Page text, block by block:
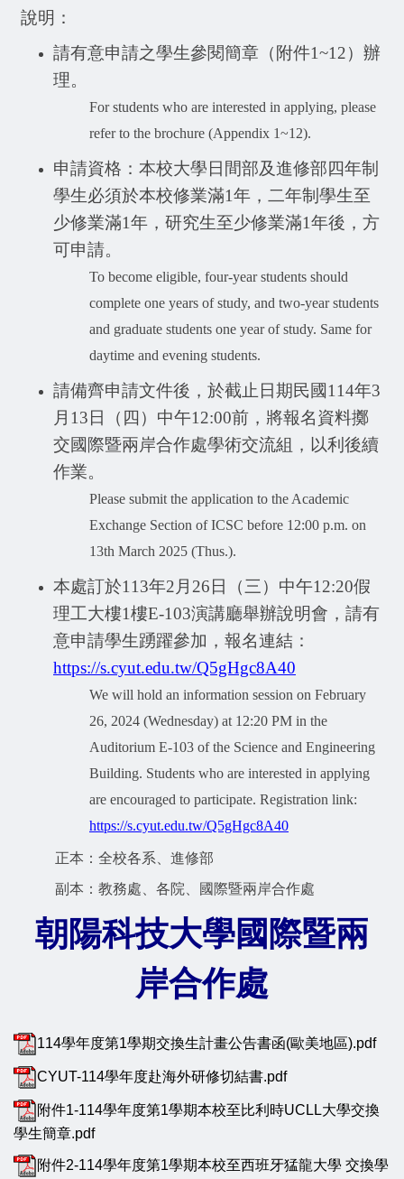
說明：
請有意申請之學生參閱簡章（附件1~12）辦
理。
For students who are interested in applying, please
refer to the brochure (Appendix 1~12).
申請資格：本校大學日間部及進修部四年制
學生必須於本校修業滿1年，二年制學生至
少修業滿1年，研究生至少修業滿1年後，方
可申請。
To become eligible, four-year students should
complete one years of study, and two-year students
and graduate students one year of study. Same for
daytime and evening students.
請備齊申請文件後，於截止日期民國114年3
月 13 日（四）中午12:00前，將報名資料擲
交國際暨兩岸合作處學術交流組，以利後續
作業。
Please submit the application to the Academic
Exchange Section of ICSC before 12:00 p.m. on
13th March 2025 (Thus.).
本處訂於113年2 月 26 日（三）中午12:20假
理工大樓1樓E-103演講廳舉辦說明會，請有
意申請學生踴躍參加，報名連結：
https://s.cyut.edu.tw/Q5gHgc8A40
We will hold an information session on February
26, 2024 (Wednesday) at 12:20 PM in the
Auditorium E-103 of the Science and Engineering
Building. Students who are interested in applying
are encouraged to participate. Registration link:
https://s.cyut.edu.tw/Q5gHgc8A40
正本：全校各系、進修部
副本：教務處、各院、國際暨兩岸合作處
朝陽科技大學國際暨兩
岸合作處
114學年度第1學期交換生計畫公告書函(歐美地區).pdf
CYUT-114學年度赴海外研修切結書.pdf
附件1-114學年度第1學期本校至比利時UCLL大學交換
學生簡章.pdf
附件2-114學年度第1學期本校至西班牙猛龍大學 交換學